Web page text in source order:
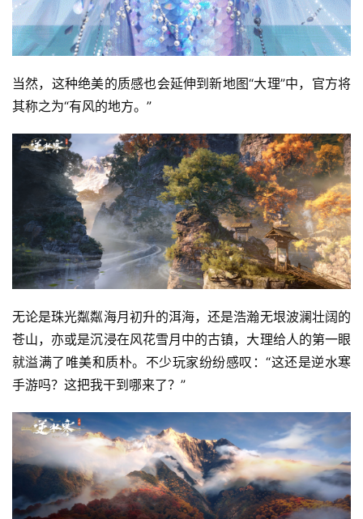
当然，这种绝美的质感也会延伸到新地图“大理”中，官方将
其称之为“有风的地方。”
无论是珠光粼粼海月初升的洱海，还是浩瀚无垠波澜壮阔的
苍山，亦或是沉浸在风花雪月中的古镇，大理给人的第一眼
就溢满了唯美和质朴。不少玩家纷纷感叹：“这还是逆水寒
手游吗？这把我干到哪来了？”